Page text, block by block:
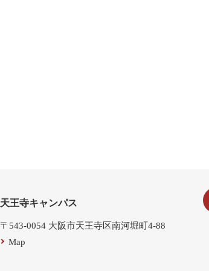
天王寺キャンパス
〒543-0054 大阪市天王寺区南河堀町4-88
Map